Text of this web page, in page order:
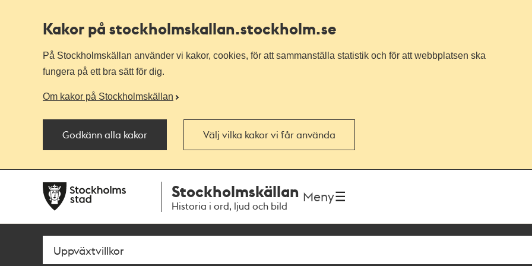
Kakor på stockholmskallan.stockholm.se
På Stockholmskällan använder vi kakor, cookies, för att sammanställa statistik och för att webbplatsen ska
fungera på ett bra sätt för dig.
Om kakor på Stockholmskällan
Godkänn alla kakor Välj vilka kakor vi får använda
navigationen
huvudinnehållet
Stockholmskällan
Historia i ord, ljud och bild
Meny
Sök